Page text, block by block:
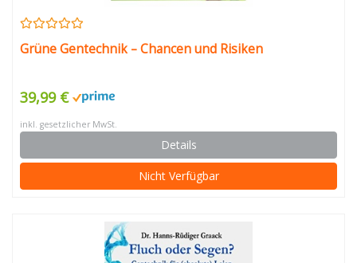
Grüne Gentechnik – Chancen und Risiken
39,99 €
inkl. gesetzlicher MwSt.
Details
Nicht Verfügbar